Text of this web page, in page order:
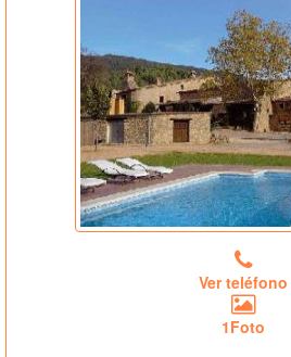
Ver teléfono
1Foto